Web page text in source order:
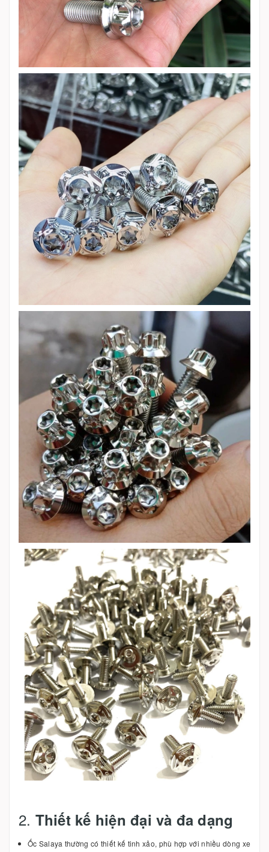
2. Thiết kế hiện đại và đa dạng
Ốc Salaya thường có thiết kế tinh xảo, phù hợp với nhiều dòng xe